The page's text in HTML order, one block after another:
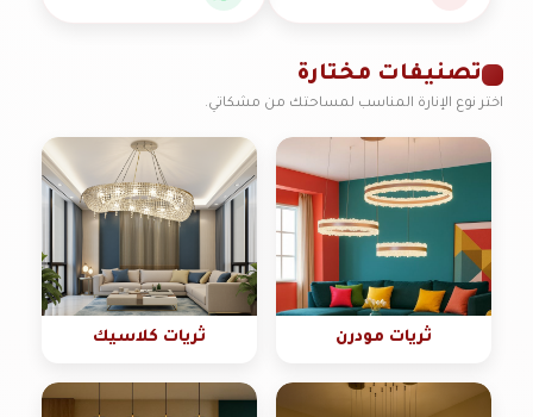
تصنيفات مختارة
اختر نوع الإنارة المناسب لمساحتك من مشكاتي.
ثريات مودرن ثريات كلاسيك